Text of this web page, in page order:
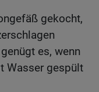
gekocht,
es, wenn
Wasser gespült